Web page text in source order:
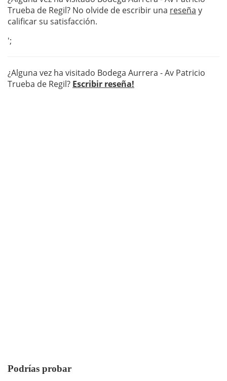
Trueba de Regil? No olvide de escribir una reseña y
calificar su satisfacción.
';
¿Alguna vez ha visitado Bodega Aurrera - Av Patricio
Trueba de Regil? Escribir reseña!
Podrías probar